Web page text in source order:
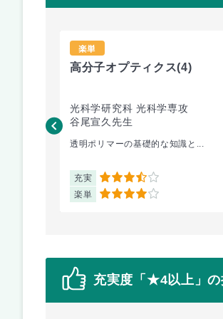
楽単
高分子オプティクス(4)
光科学研究科 光科学専攻
谷尾宣久先生
透明ポリマーの基礎的な知識と...
充実 3.5
楽単 4
充実度「★4以上」の